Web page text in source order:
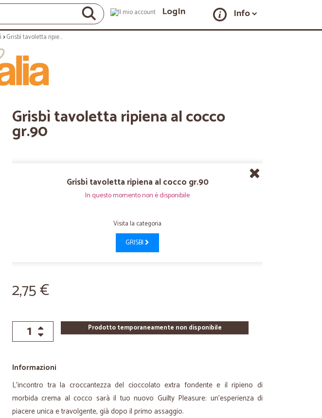
LogIn Info
Grisbì tavoletta ripiena al cocco gr.90
Grisbì tavoletta ripiena al cocco
gr.90
Grisbì tavoletta ripiena al cocco gr.90
In questo momento non è disponibile
Visita la categoria
GRISBI
2,75 €
Prodotto temporaneamente non disponibile
Informazioni
L’incontro tra la croccantezza del cioccolato extra fondente e il ripieno di
morbida crema al cocco sarà il tuo nuovo Guilty Pleasure: un’esperienza di
piacere unica e travolgente, già dopo il primo assaggio.